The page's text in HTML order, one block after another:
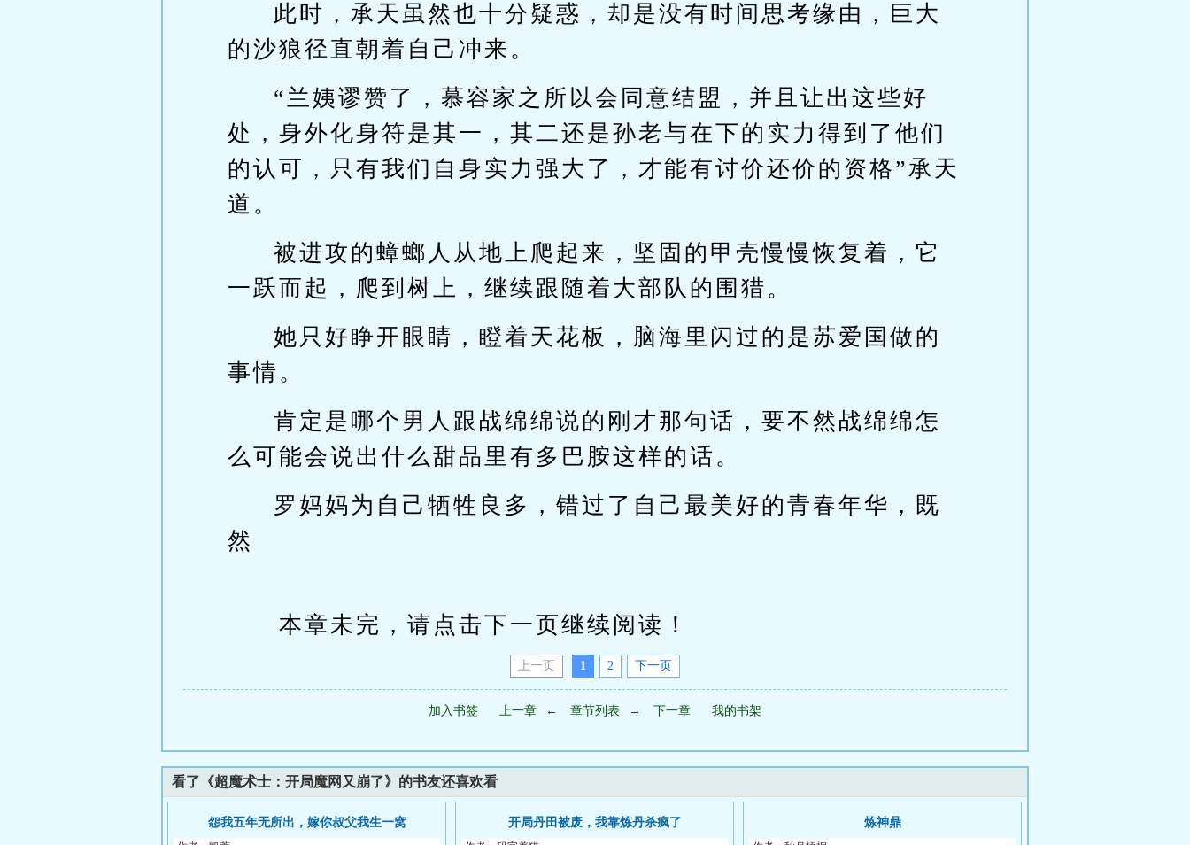
此时，承天虽然也十分疑惑，却是没有时间思考缘由，巨大
的沙狼径直朝着自己冲来。
“兰姨谬赞了，慕容家之所以会同意结盟，并且让出这些好
处，身外化身符是其一，其二还是孙老与在下的实力得到了他们
的认可，只有我们自身实力强大了，才能有讨价还价的资格”承天
道。
被进攻的蟑螂人从地上爬起来，坚固的甲壳慢慢恢复着，它
一跃而起，爬到树上，继续跟随着大部队的围猎。
她只好睁开眼睛，瞪着天花板，脑海里闪过的是苏爱国做的
事情。
肯定是哪个男人跟战绵绵说的刚才那句话，要不然战绵绵怎
么可能会说出什么甜品里有多巴胺这样的话。
罗妈妈为自己牺牲良多，错过了自己最美好的青春年华，既
然
本章未完，请点击下一页继续阅读！
上一页 1 2 下一页
加入书签 上一章 ← 章节列表 → 下一章 我的书架
看了《超魔术士：开局魔网又崩了》的书友还喜欢看
怨我五年无所出，嫁你叔父我生一窝 开局丹田被废，我靠炼丹杀疯了 炼神鼎